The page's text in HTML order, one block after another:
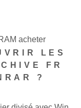
acheter
LES
FR
?